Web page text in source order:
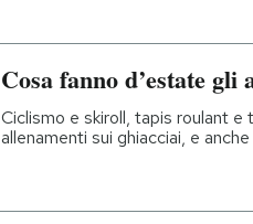
Cosa fanno d’estate
Ciclismo e skiroll, tapis roulant e
allenamenti sui ghiacciai, e